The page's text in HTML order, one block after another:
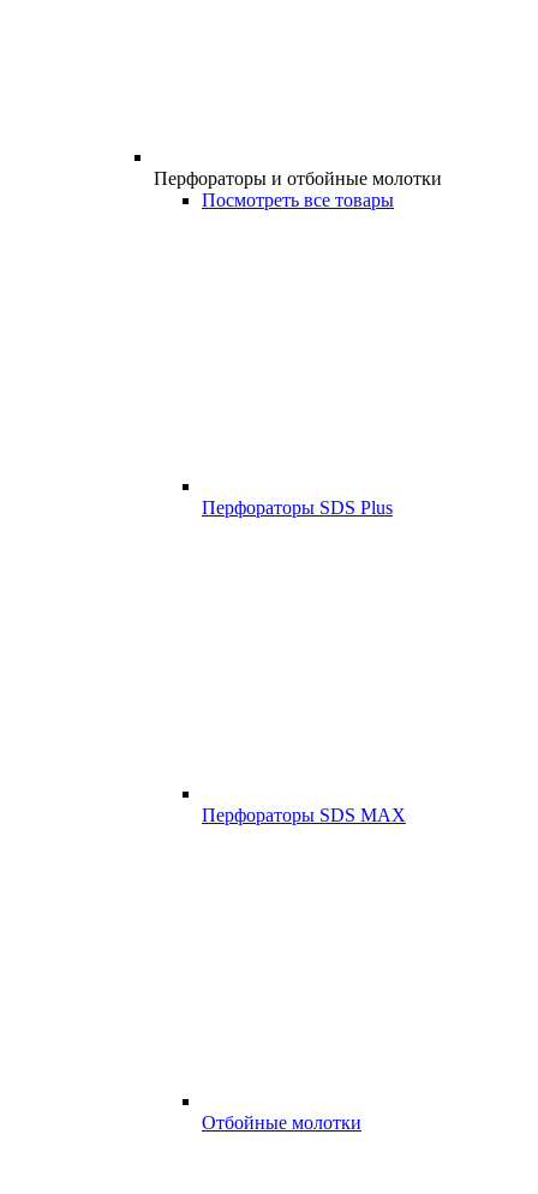
Перфораторы и отбойные молотки
Посмотреть все товары
Перфораторы SDS Plus
Перфораторы SDS MAX
Отбойные молотки